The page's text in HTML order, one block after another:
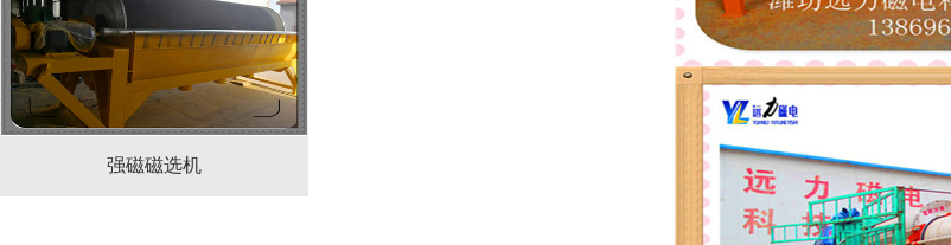
强磁磁选机 稀土永磁辊式强磁选机